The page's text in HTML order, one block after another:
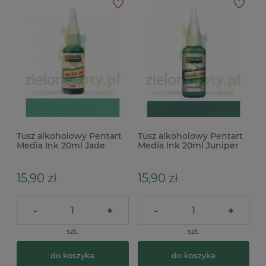
Tusz alkoholowy Pentart
Media Ink 20ml Jade
15,90 zł
- +
szt.
do koszyka
Tusz alkoholowy Pentart
Media Ink 20ml Juniper
15,90 zł
- +
szt.
do koszyka